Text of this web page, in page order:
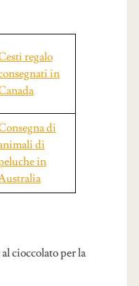
regalo
in
di
di
in
cioccolato per la